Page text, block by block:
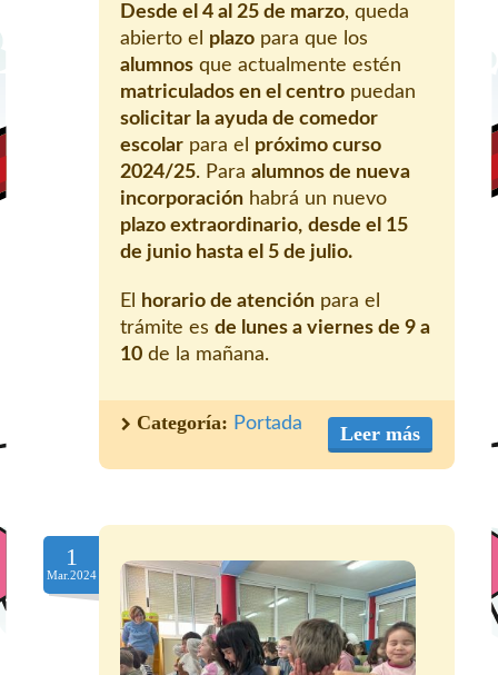
Desde el 4 al 25 de marzo, queda
abierto el plazo para que los
alumnos que actualmente estén
matriculados en el centro puedan
solicitar la ayuda de comedor
escolar para el próximo curso
2024/25. Para alumnos de nueva
incorporación habrá un nuevo
plazo extraordinario, desde el 15
de junio hasta el 5 de julio.
El horario de atención para el
trámite es de lunes a viernes de 9 a
10 de la mañana.
Leer más
Categoría: Portada
1
Mar.2024